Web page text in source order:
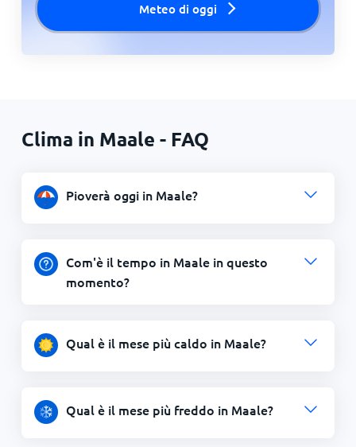
Meteo di oggi
Clima in Maale - FAQ
Pioverà oggi in Maale?
Com'è il tempo in Maale in questo
momento?
Qual è il mese più caldo in Maale?
Qual è il mese più freddo in Maale?